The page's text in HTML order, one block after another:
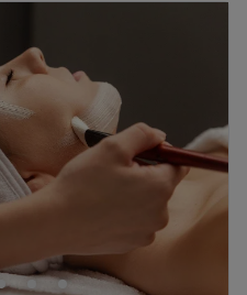
09:00
Geschlossen
Geschlossen
Erleben Sie